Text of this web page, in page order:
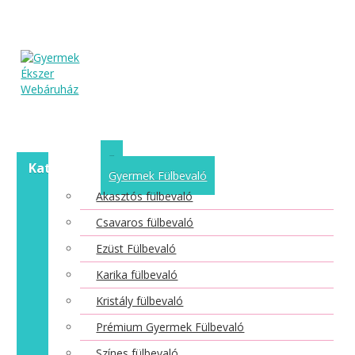
Kategóriák
Gyermek Fülbevaló
Akasztós fülbevaló
Csavaros fülbevaló
Ezüst Fülbevaló
Karika fülbevaló
Kristály fülbevaló
Prémium Gyermek Fülbevaló